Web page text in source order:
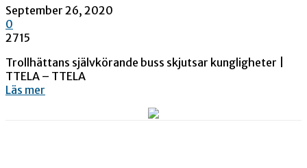
September 26, 2020
0
2715
Trollhättans självkörande buss skjutsar kungligheter |
TTELA – TTELA
Läs mer